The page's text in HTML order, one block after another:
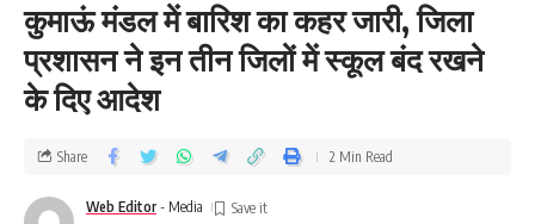
कुमाऊं मंडल में बारिश का कहर जारी, जिला
प्रशासन ने इन तीन जिलों में स्कूल बंद रखने
के दिए आदेश
Web Editor - Media
Share 2 Min Read